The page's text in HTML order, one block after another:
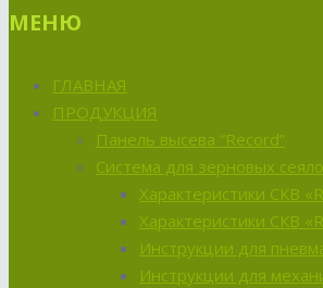
МЕНЮ
ГЛАВНАЯ
ПРОДУКЦИЯ
Панель высева “Record”
Система для зерновых
Характеристики СКВ
Характеристики СКВ
Инструкции для
Инструкции для